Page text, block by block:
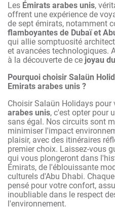
Les Émirats arabes unis,
offrent une expérience de
de sept émirats, notamment
flamboyantes de Dubaï et
qui allie somptuosité
et avancées technologiques.
à la découverte de ce joyau
Pourquoi choisir Salaün
Emirats arabes unis ?
Choisir Salaün Holidays pour
arabes unis, c'est opter pour
sans égal. Nos circuits sont
minimiser l'impact
plaisir, avec des itinéraires
premier choix. Laissez-vous
qui vous plongeront dans
Émirats, de l'éblouissante
culturels d'Abu Dhabi.
pensé pour votre confort,
inoubliable dans le respect
l'environnement.